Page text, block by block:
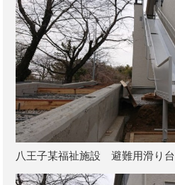
八王子某福祉施設 避難用滑り台